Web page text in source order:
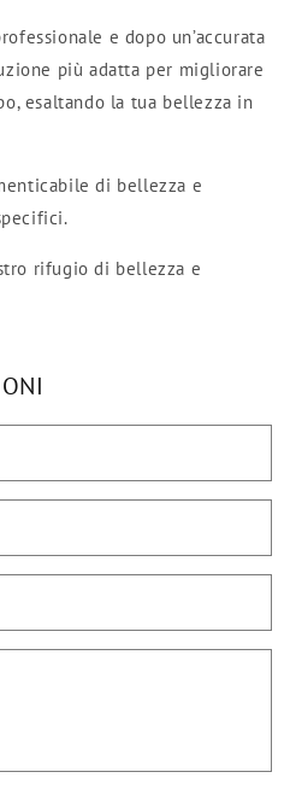
e dopo un’accurata
più adatta per migliorare
esaltando la tua bellezza in
di bellezza e
rifugio di bellezza e